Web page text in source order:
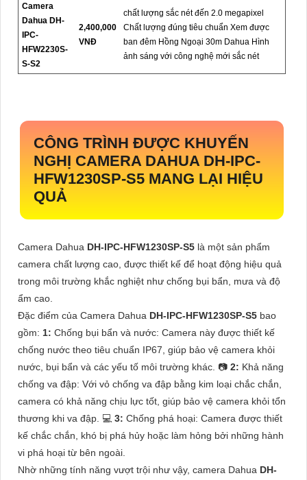
Camera
Dahua DH-
IPC-
HFW2230S-
S-S2
2,400,000
VNĐ
chất lượng sắc nét đến 2.0 megapixel
Chất lượng đúng tiêu chuẩn Xem được
ban đêm Hồng Ngoại 30m Dahua Hình
ảnh sáng với công nghệ mới sắc nét
CÔNG TRÌNH ĐƯỢC KHUYẾN
NGHỊ CAMERA DAHUA DH-IPC-
HFW1230SP-S5 MANG LẠI HIỆU
QUẢ
Camera Dahua DH-IPC-HFW1230SP-S5 là một sản phẩm
camera chất lượng cao, được thiết kế để hoạt động hiệu quả
trong môi trường khắc nghiệt như chống bụi bẩn, mưa và độ
ẩm cao.
Đặc điểm của Camera Dahua DH-IPC-HFW1230SP-S5 bao
gồm: 1: Chống bụi bẩn và nước: Camera này được thiết kế
chống nước theo tiêu chuẩn IP67, giúp bảo vệ camera khỏi
nước, bụi bẩn và các yếu tố môi trường khác. 📷 2: Khả năng
chống va đập: Với vỏ chống va đập bằng kim loại chắc chắn,
camera có khả năng chịu lực tốt, giúp bảo vệ camera khỏi tổn
thương khi va đập. 💻 3: Chống phá hoại: Camera được thiết
kế chắc chắn, khó bị phá hủy hoặc làm hỏng bởi những hành
vi phá hoại từ bên ngoài.
Nhờ những tính năng vượt trội như vậy, camera Dahua DH-